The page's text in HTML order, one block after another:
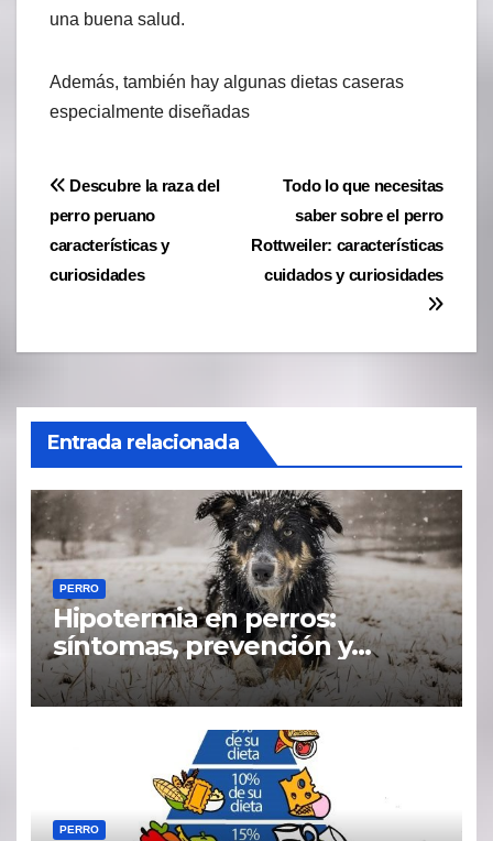
una buena salud.
Además, también hay algunas dietas caseras
especialmente diseñadas
Navegación
de
entradas
Todo lo que necesitas
saber sobre el perro
Rottweiler: características
cuidados y curiosidades
Descubre la raza del
perro peruano
características y
curiosidades
Entrada relacionada
PERRO
Hipotermia en perros:
síntomas, prevención y
tratamiento
PERRO